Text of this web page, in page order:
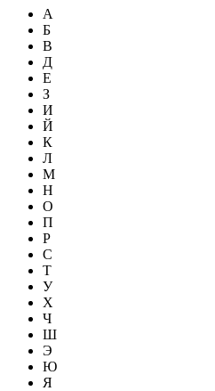
А
Б
В
Д
Е
З
И
Й
К
Л
М
Н
О
П
Р
С
Т
У
Х
Ч
Ш
Э
Ю
Я